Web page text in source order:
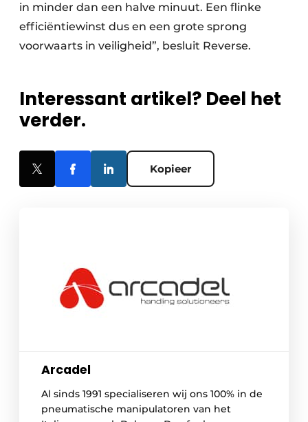
in minder dan een halve minuut. Een flinke
efficiëntiewinst dus en een grote sprong
voorwaarts in veiligheid”, besluit Reverse.
Interessant artikel? Deel het
verder.
Kopieer
Arcadel
Al sinds 1991 specialiseren wij ons 100% in de
pneumatische manipulatoren van het